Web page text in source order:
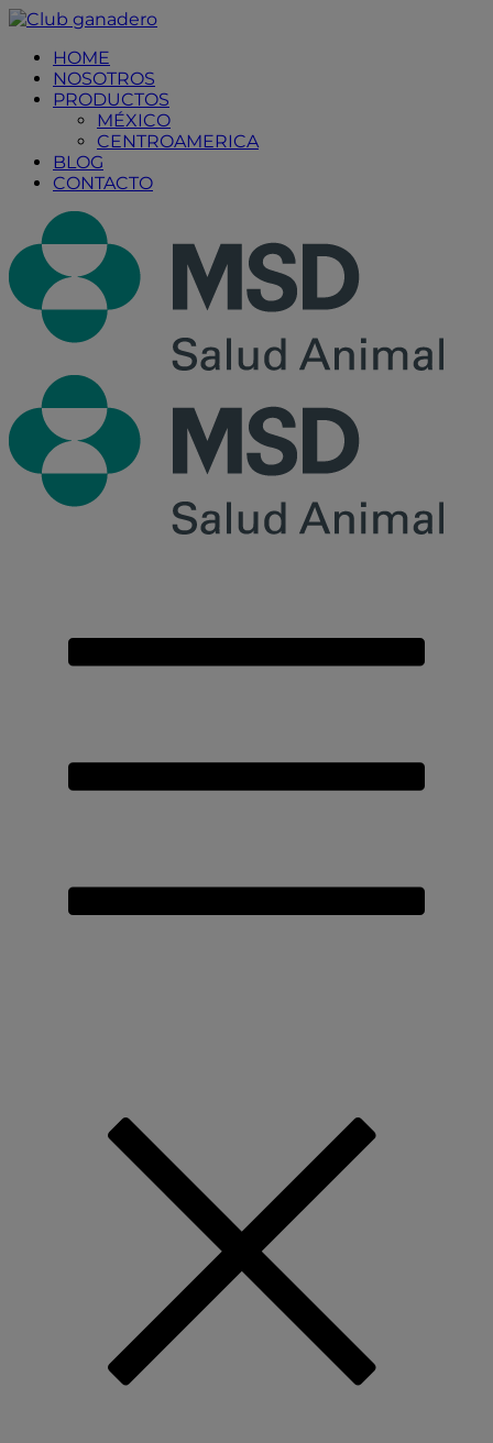
Placeholder
Anchor
Skip
Content
Skip
FooterHOME
NOSOTROS
PRODUCTOS
MÉXICO
CENTROAMERICA
BLOG
CONTACTO